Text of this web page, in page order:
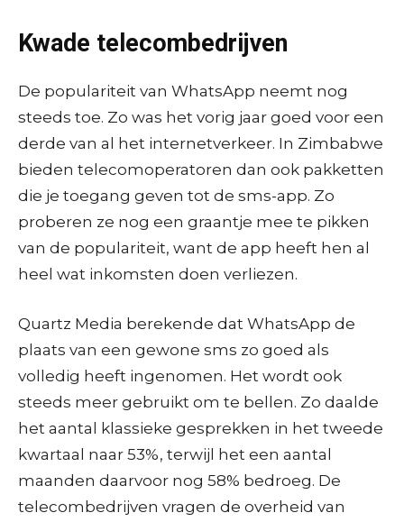
Kwade telecombedrijven
De populariteit van WhatsApp neemt nog
steeds toe. Zo was het vorig jaar goed voor een
derde van al het internetverkeer. In Zimbabwe
bieden telecomoperatoren dan ook pakketten
die je toegang geven tot de sms-app. Zo
proberen ze nog een graantje mee te pikken
van de populariteit, want de app heeft hen al
heel wat inkomsten doen verliezen.
Quartz Media berekende dat WhatsApp de
plaats van een gewone sms zo goed als
volledig heeft ingenomen. Het wordt ook
steeds meer gebruikt om te bellen. Zo daalde
het aantal klassieke gesprekken in het tweede
kwartaal naar 53%, terwijl het een aantal
maanden daarvoor nog 58% bedroeg. De
telecombedrijven vragen de overheid van